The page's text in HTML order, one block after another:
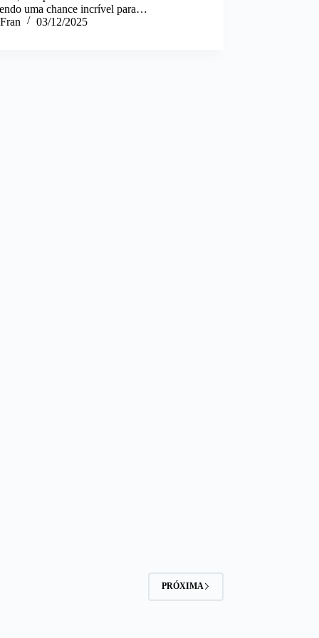
uma chance incrível para…
Fran
03/12/2025
PRÓXIMA